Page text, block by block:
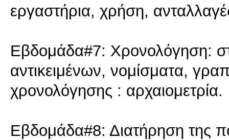
εργαστήρια, χρήση,
Εβδομάδα#7: Χρονολόγηση:
αντικειμένων, νομίσματα,
χρονολόγησης : αρχαιομετρία.
Εβδομάδα#8: Διατήρηση της